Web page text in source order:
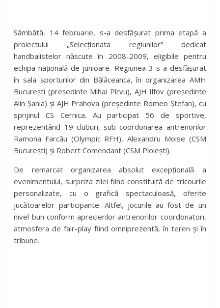
Sâmbătă, 14 februarie, s-a desfășurat prima etapă a
proiectului „Selecționata regiunilor” dedicat
handbalistelor născute în 2008-2009, eligibile pentru
echipa națională de junioare. Regiunea 3 s-a desfășurat
în sala sporturilor din Bălăceanca, în organizarea AMH
București (președinte Mihai Pîrvu), AJH Ilfov (președinte
Alin Șania) și AJH Prahova (președinte Romeo Ștefan), cu
sprijinul CS Cernica. Au participat 56 de sportive,
reprezentând 19 cluburi, sub coordonarea antrenorilor
Ramona Farcău (Olympic RFH), Alexandru Moise (CSM
București) și Robert Comendant (CSM Ploiești).
De remarcat organizarea absolut excepțională a
evenimentului, surpriza zilei fiind constituită de tricourile
personalizate, cu o grafică spectaculoasă, oferite
jucătoarelor participante. Altfel, jocurile au fost de un
nivel bun conform aprecierilor antrenorilor coordonatori,
atmosfera de fair-play fiind omniprezentă, în teren și în
tribune.